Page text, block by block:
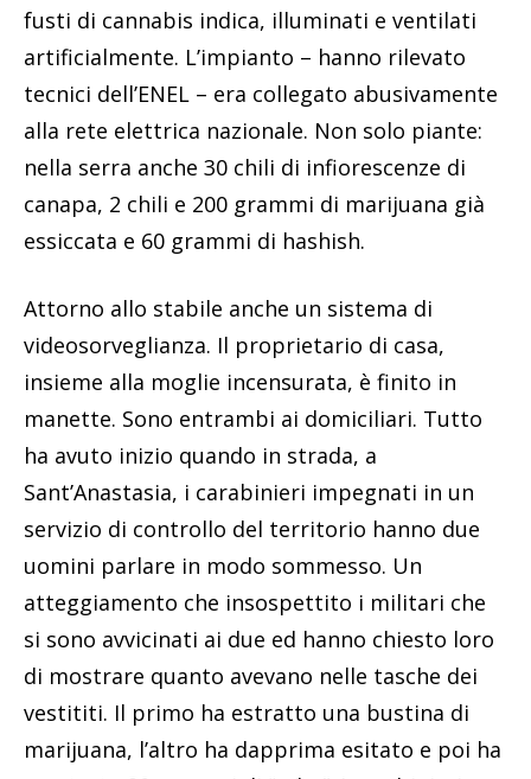
fusti di cannabis indica, illuminati e ventilati
artificialmente. L’impianto – hanno rilevato
tecnici dell’ENEL – era collegato abusivamente
alla rete elettrica nazionale. Non solo piante:
nella serra anche 30 chili di infiorescenze di
canapa, 2 chili e 200 grammi di marijuana già
essiccata e 60 grammi di hashish.
Attorno allo stabile anche un sistema di
videosorveglianza. Il proprietario di casa,
insieme alla moglie incensurata, è finito in
manette. Sono entrambi ai domiciliari. Tutto
ha avuto inizio quando in strada, a
Sant’Anastasia, i carabinieri impegnati in un
servizio di controllo del territorio hanno due
uomini parlare in modo sommesso. Un
atteggiamento che insospettito i militari che
si sono avvicinati ai due ed hanno chiesto loro
di mostrare quanto avevano nelle tasche dei
vestititi. Il primo ha estratto una bustina di
marijuana, l’altro ha dapprima esitato e poi ha